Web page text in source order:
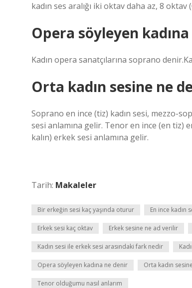
kadın ses aralığı iki oktav daha az, 8
Opera söyleyen
Kadın opera sanatçılarına soprano
Orta kadın sesine ne
Soprano en ince (tiz) kadın sesi, mezzo-
sesi anlamına gelir. Tenor en ince (en tiz)
kalın) erkek sesi anlamına gelir.
Tarih: Makaleler
Bir erkeğin sesi kaç yaşında oturur En ince kadın
Erkek sesi kaç oktav Erkek sesine ne ad verilir
Kadın sesi ile erkek sesi arasındaki fark nedir
Opera söyleyen kadına ne denir Orta kadın
Tenor olduğumu nasıl anlarım